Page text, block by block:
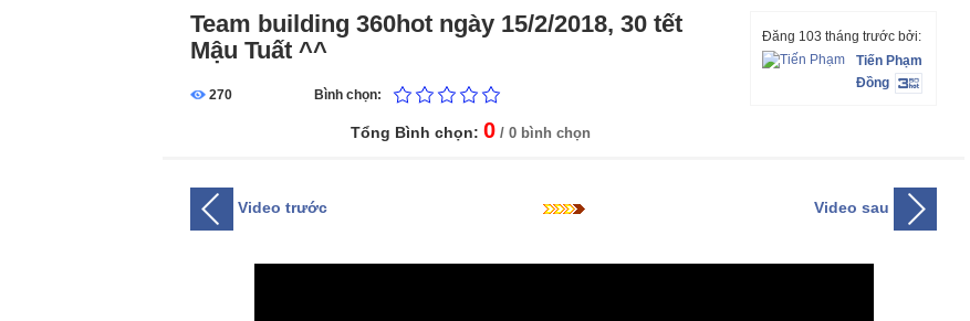
Team building 360hot ngày 15/2/2018, 30 tết
Mậu Tuất ^^
270 Bình chọn:
Tổng Bình chọn: 0 / 0 bình chọn
Đăng 103 tháng trước bởi:
Tiến Phạm
Đồng
Video trước Video sau